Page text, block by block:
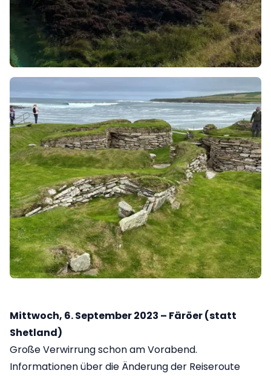
Mittwoch, 6. September 2023 – Färöer (statt
Shetland)
Große Verwirrung schon am Vorabend.
Informationen über die Änderung der Reiseroute